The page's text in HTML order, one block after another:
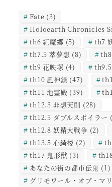
Fate (3)
Holoearth Chronicles
th6 紅魔郷 (5) th7
th7.5 萃夢想 (8)
th9 花映塚 (4)
th10 風神録 (47)
th11 地霊殿 (39)
th12.3 非想天則 (28)
th12.5 ダブルスポイラー
th12.8 妖精大戦争 (2)
th13.5 心綺楼 (2)
th17 鬼形獣 (3)
あなたの街の都市伝鬼 (1)
グリモワール・オブ・マ